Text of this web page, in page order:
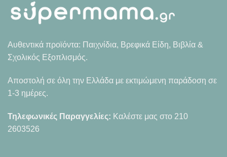
Αυθεντικά προϊόντα: Παιχνίδια, Βρεφικά Είδη, Βιβλία &
Σχολικός Εξοπλισμός.
Αποστολή σε όλη την Ελλάδα με εκτιμώμενη παράδοση σε
1-3 ημέρες.
Τηλεφωνικές Παραγγελίες: Καλέστε μας στο 210
2603526